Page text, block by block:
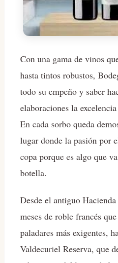
Con una gama de vinos
hasta tintos robustos,
todo su empeño y saber
elaboraciones la
En cada sorbo queda
lugar donde la pasión por
copa porque es algo que
botella.
Desde el antiguo
meses de roble francés
paladares más exigentes,
Valdecuriel Reserva, que